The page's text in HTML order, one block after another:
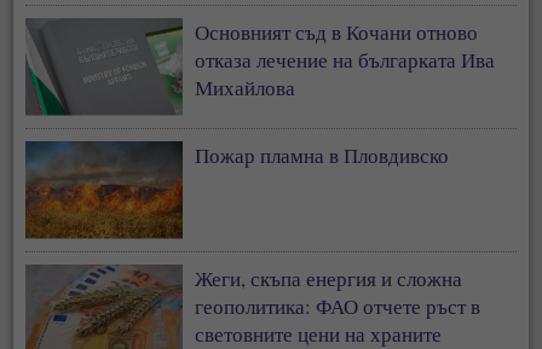
Основният съд в Кочани отново
отказа лечение на българката Ива
Михайлова
Пожар пламна в Пловдивско
Жеги, скъпа енергия и сложна
геополитика: ФАО отчете ръст в
световните цени на храните